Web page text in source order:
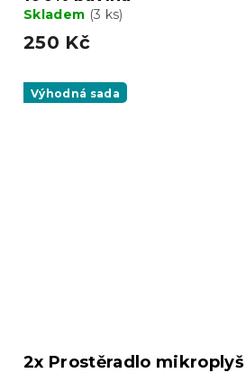
Skladem (3 ks)
250 Kč
Výhodná sada
2x Prostěradlo